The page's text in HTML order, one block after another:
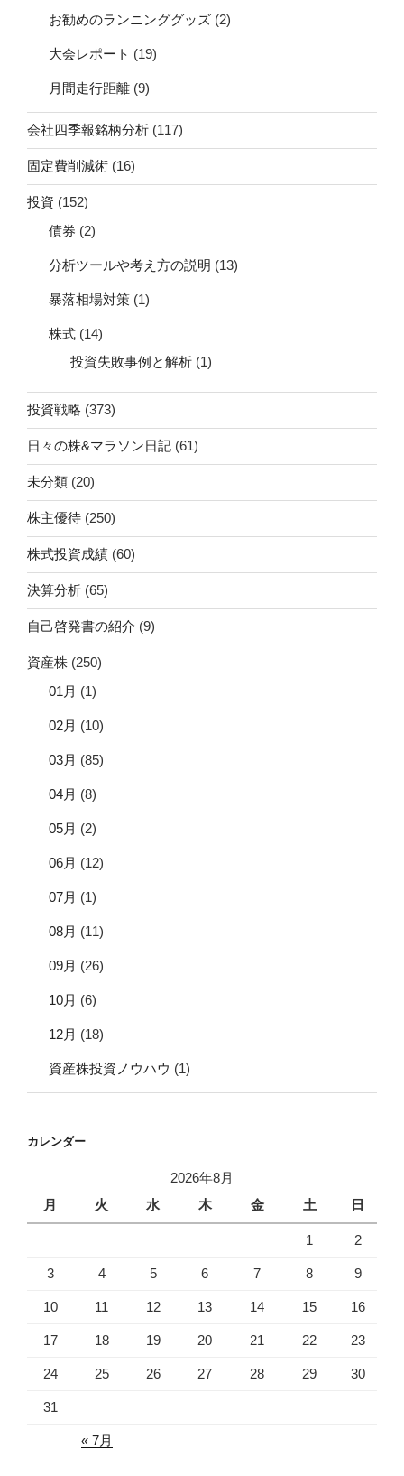
お勧めのランニンググッズ (2)
大会レポート (19)
月間走行距離 (9)
会社四季報銘柄分析 (117)
固定費削減術 (16)
投資 (152)
債券 (2)
分析ツールや考え方の説明 (13)
暴落相場対策 (1)
株式 (14)
投資失敗事例と解析 (1)
投資戦略 (373)
日々の株&マラソン日記 (61)
未分類 (20)
株主優待 (250)
株式投資成績 (60)
決算分析 (65)
自己啓発書の紹介 (9)
資産株 (250)
01月 (1)
02月 (10)
03月 (85)
04月 (8)
05月 (2)
06月 (12)
07月 (1)
08月 (11)
09月 (26)
10月 (6)
12月 (18)
資産株投資ノウハウ (1)
カレンダー
2026年8月
月
火 水 木 金 土 日
1 2
3 4 5 6 7 8 9
10 11 12 13 14 15 16
17 18 19 20 21 22 23
24 25 26 27 28 29 30
31
« 7月